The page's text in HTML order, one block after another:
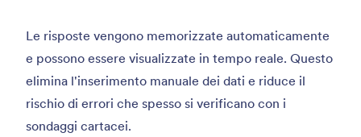
Le risposte vengono memorizzate automaticamente
e possono essere visualizzate in tempo reale. Questo
elimina l'inserimento manuale dei dati e riduce il
rischio di errori che spesso si verificano con i
sondaggi cartacei.